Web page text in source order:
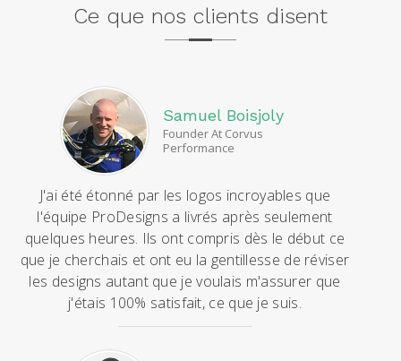
Ce que nos clients disent
Samuel Boisjoly
Founder At Corvus
Performance
J'ai été étonné par les logos incroyables que
l'équipe ProDesigns a livrés après seulement
quelques heures. Ils ont compris dès le début ce
que je cherchais et ont eu la gentillesse de réviser
les designs autant que je voulais m'assurer que
j'étais 100% satisfait, ce que je suis.